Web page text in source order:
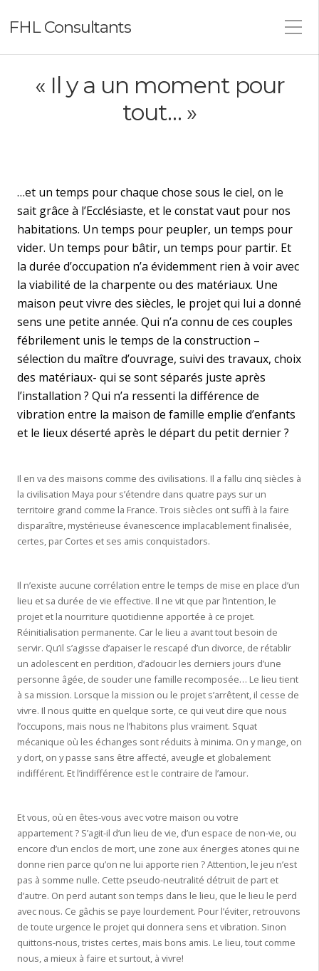
FHL Consultants
« Il y a un moment pour
tout… »
…et un temps pour chaque chose sous le ciel, on le
sait grâce à l’Ecclésiaste, et le constat vaut pour nos
habitations. Un temps pour peupler, un temps pour
vider. Un temps pour bâtir, un temps pour partir. Et
la durée d’occupation n’a évidemment rien à voir avec
la viabilité de la charpente ou des matériaux. Une
maison peut vivre des siècles, le projet qui lui a donné
sens une petite année. Qui n’a connu de ces couples
fébrilement unis le temps de la construction –
sélection du maître d’ouvrage, suivi des travaux, choix
des matériaux- qui se sont séparés juste après
l’installation ? Qui n’a ressenti la différence de
vibration entre la maison de famille emplie d’enfants
et le lieux déserté après le départ du petit dernier ?
Il en va des maisons comme des civilisations. Il a fallu cinq siècles à
la civilisation Maya pour s’étendre dans quatre pays sur un
territoire grand comme la France. Trois siècles ont suffi à la faire
disparaître, mystérieuse évanescence implacablement finalisée,
certes, par Cortes et ses amis conquistadors.
Il n’existe aucune corrélation entre le temps de mise en place d’un
lieu et sa durée de vie effective. Il ne vit que par l’intention, le
projet et la nourriture quotidienne apportée à ce projet.
Réinitialisation permanente. Car le lieu a avant tout besoin de
servir. Qu’il s’agisse d’apaiser le rescapé d’un divorce, de rétablir
un adolescent en perdition, d’adoucir les derniers jours d’une
personne âgée, de souder une famille recomposée… Le lieu tient
à sa mission. Lorsque la mission ou le projet s’arrêtent, il cesse de
vivre. Il nous quitte en quelque sorte, ce qui veut dire que nous
l’occupons, mais nous ne l’habitons plus vraiment. Squat
mécanique où les échanges sont réduits à minima. On y mange, on
y dort, on y passe sans être affecté, aveugle et globalement
indifférent. Et l’indifférence est le contraire de l’amour.
Et vous, où en êtes-vous avec votre maison ou votre
appartement ? S’agit-il d’un lieu de vie, d’un espace de non-vie, ou
encore d’un enclos de mort, une zone aux énergies atones qui ne
donne rien parce qu’on ne lui apporte rien ? Attention, le jeu n’est
pas à somme nulle. Cette pseudo-neutralité détruit de part et
d’autre. On perd autant son temps dans le lieu, que le lieu le perd
avec nous. Ce gâchis se paye lourdement. Pour l’éviter, retrouvons
de toute urgence le projet qui donnera sens et vibration. Sinon
quittons-nous, tristes certes, mais bons amis. Le lieu, tout comme
nous, a mieux à faire et surtout, à vivre!